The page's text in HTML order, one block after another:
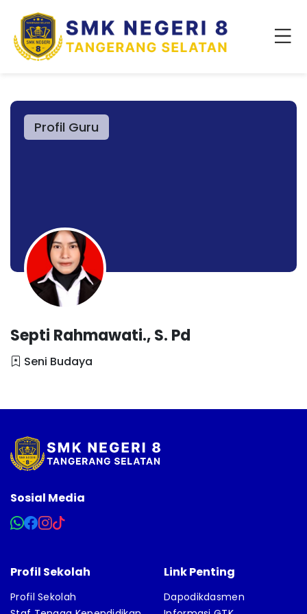
Profil Guru
Septi Rahmawati., S. Pd
Seni Budaya
Sosial Media
Profil Sekolah
Profil Sekolah
Link Penting
Dapodikdasmen